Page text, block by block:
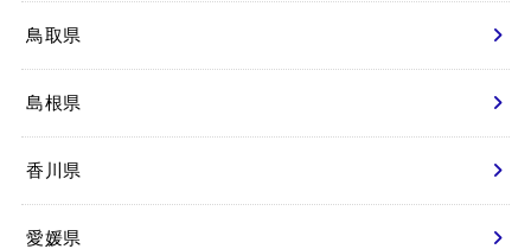
鳥取県
島根県
香川県
愛媛県